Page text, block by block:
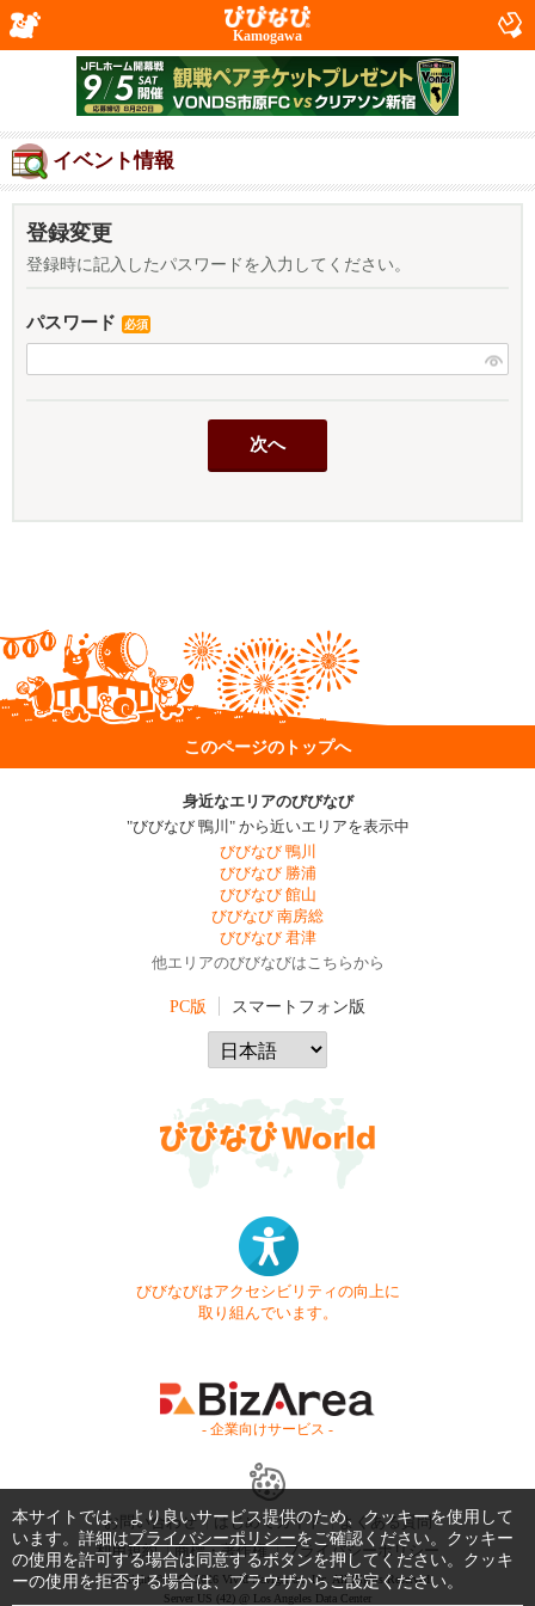
Kamogawa
イベント情報
登録変更
登録時に記入したパスワードを入力してください。
パスワード 必須
このページのトップへ
身近なエリアのびびなび
"びびなび 鴨川" から近いエリアを表示中
びびなび 鴨川
びびなび 勝浦
びびなび 館山
びびなび 南房総
びびなび 君津
他エリアのびびなびはこちらから
PC版 スマートフォン版
びびなびはアクセシビリティの向上に
取り組んでいます。
- 企業向けサービス -
お問い合わせ はじめてガイド
よくある質問
利用規約
商標・著作権 プライバシーポリシー
Copyright © 1999-2026 Vivid Navigation, Inc. All Rights Reserved.
Server US (42) @ Los Angeles Data Center
本サイトでは、より良いサービス提供のため、クッキーを使用して
います。詳細はプライバシーポリシーをご確認ください。クッキー
の使用を許可する場合は同意するボタンを押してください。クッキ
ーの使用を拒否する場合は、ブラウザからご設定ください。